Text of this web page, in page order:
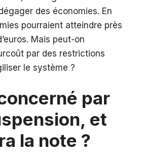
des économies. En
pourraient atteindre près
Mais peut-on
par des restrictions
le système ?
par
et
la note ?